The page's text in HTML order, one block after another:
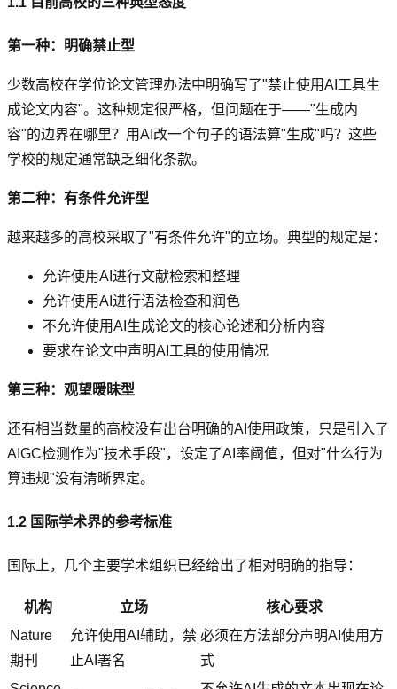
第一种：明确禁止型
少数高校在学位论文管理办法中明确写了"禁止使用AI工具生
成论文内容"。这种规定很严格，但问题在于——"生成内
容"的边界在哪里？用AI改一个句子的语法算"生成"吗？这些
学校的规定通常缺乏细化条款。
第二种：有条件允许型
越来越多的高校采取了"有条件允许"的立场。典型的规定是：
允许使用AI进行文献检索和整理
允许使用AI进行语法检查和润色
不允许使用AI生成论文的核心论述和分析内容
要求在论文中声明AI工具的使用情况
第三种：观望暧昧型
还有相当数量的高校没有出台明确的AI使用政策，只是引入了
AIGC检测作为"技术手段"，设定了AI率阈值，但对"什么行为
算违规"没有清晰界定。
1.2 国际学术界的参考标准
国际上，几个主要学术组织已经给出了相对明确的指导：
机构 立场
核心要求
Nature
期刊
允许使用AI辅助，禁
止AI署名
必须在方法部分声明AI使用方
式